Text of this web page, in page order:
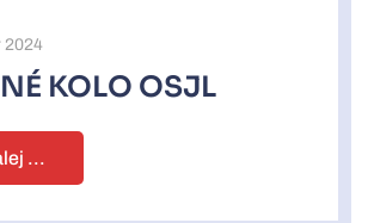
2024
KOLO OSJL
...